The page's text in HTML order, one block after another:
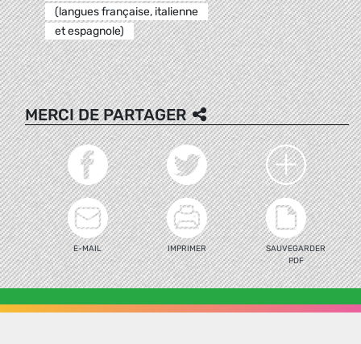
(langues française, italienne
et espagnole)
MERCI DE PARTAGER
E-MAIL IMPRIMER
SAUVEGARDER
PDF